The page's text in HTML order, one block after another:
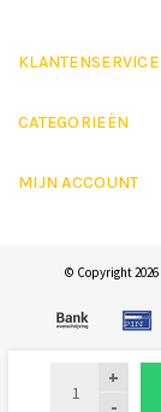
+
-
KLANTENSERVICE
CATEGORIEËN
MIJN ACCOUNT
© Copyright 2026